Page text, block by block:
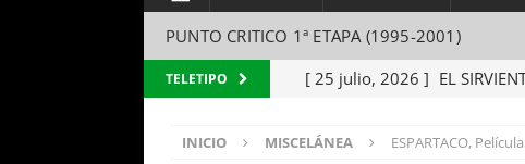
PUNTO CRITICO 1ª ETAPA (1995-2001)
TELETIPO [ 25 julio, 2026 ] EL
[ 24 julio, 2026 ] EL TEMA
INICIO MISCELÁNEA ESPARTACO,